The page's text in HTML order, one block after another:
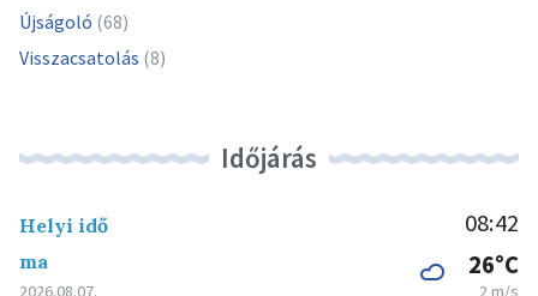
Újságoló (68)
Visszacsatolás (8)
Időjárás
Helyi idő 08:42
ma
2026.08.07.
26°C
2 m/s